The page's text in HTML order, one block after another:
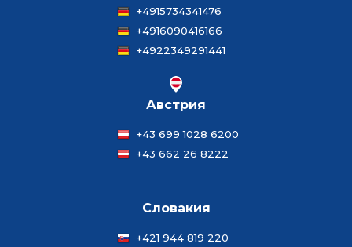
+4915734341476
+4916090416166
+4922349291441
Австрия
+43 699 1028 6200
+43 662 26 8222
Словакия
+421 944 819 220